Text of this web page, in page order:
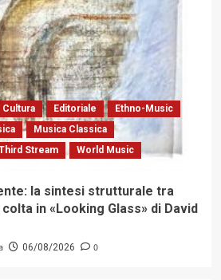
Cultura Editoriale
Ethno-Music
Musica Classica
Stream World Music
la sintesi strutturale tra
in «Looking Glass» di David
06/08/2026 0